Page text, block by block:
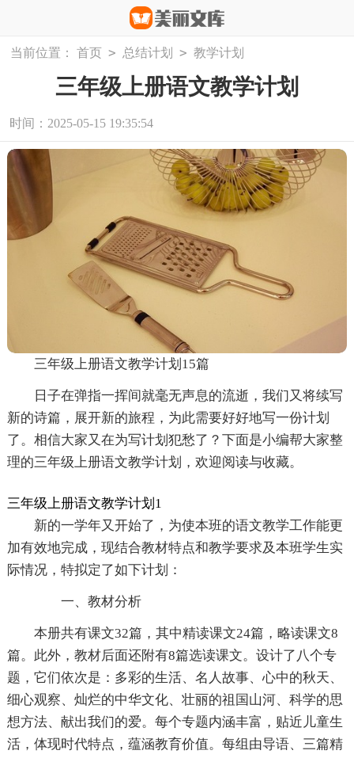
当前位置： 首页 > 总结计划 > 教学计划
三年级上册语文教学计划
时间：2025-05-15 19:35:54
三年级上册语文教学计划15篇
日子在弹指一挥间就毫无声息的流逝，我们又将续写
新的诗篇，展开新的旅程，为此需要好好地写一份计划
了。相信大家又在为写计划犯愁了？下面是小编帮大家整
理的三年级上册语文教学计划，欢迎阅读与收藏。
三年级上册语文教学计划1
新的一学年又开始了，为使本班的语文教学工作能更
加有效地完成，现结合教材特点和教学要求及本班学生实
际情况，特拟定了如下计划：
一、教材分析
本册共有课文32篇，其中精读课文24篇，略读课文8
篇。此外，教材后面还附有8篇选读课文。设计了八个专
题，它们依次是：多彩的生活、名人故事、心中的秋天、
细心观察、灿烂的中华文化、壮丽的祖国山河、科学的思
想方法、献出我们的爱。每个专题内涵丰富，贴近儿童生
活，体现时代特点，蕴涵教育价值。每组由导语、三篇精